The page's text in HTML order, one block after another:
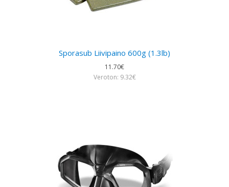
Sporasub Liivipaino 600g (1.3lb)
11.70€
Veroton: 9.32€